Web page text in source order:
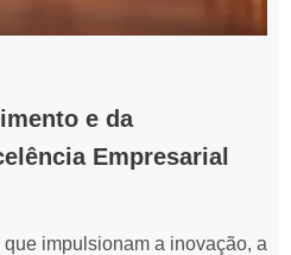
e da
Empresarial
impulsionam a inovação, a